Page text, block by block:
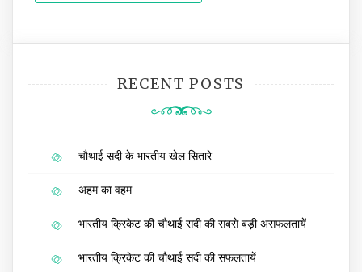
RECENT POSTS
चौथाई सदी के भारतीय खेल सितारे
अहम का वहम
भारतीय क्रिकेट की चौथाई सदी की सबसे बड़ी असफलतायें
भारतीय क्रिकेट की चौथाई सदी की सफलतायें